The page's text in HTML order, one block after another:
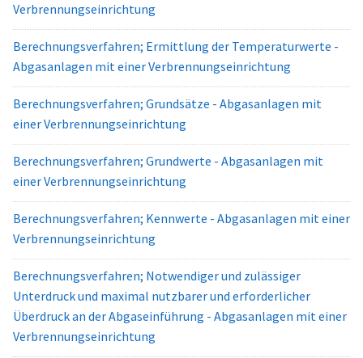
Verbrennungseinrichtung
Berechnungsverfahren; Ermittlung der Temperaturwerte -
Abgasanlagen mit einer Verbrennungseinrichtung
Berechnungsverfahren; Grundsätze - Abgasanlagen mit
einer Verbrennungseinrichtung
Berechnungsverfahren; Grundwerte - Abgasanlagen mit
einer Verbrennungseinrichtung
Berechnungsverfahren; Kennwerte - Abgasanlagen mit einer
Verbrennungseinrichtung
Berechnungsverfahren; Notwendiger und zulässiger
Unterdruck und maximal nutzbarer und erforderlicher
Überdruck an der Abgaseinführung - Abgasanlagen mit einer
Verbrennungseinrichtung